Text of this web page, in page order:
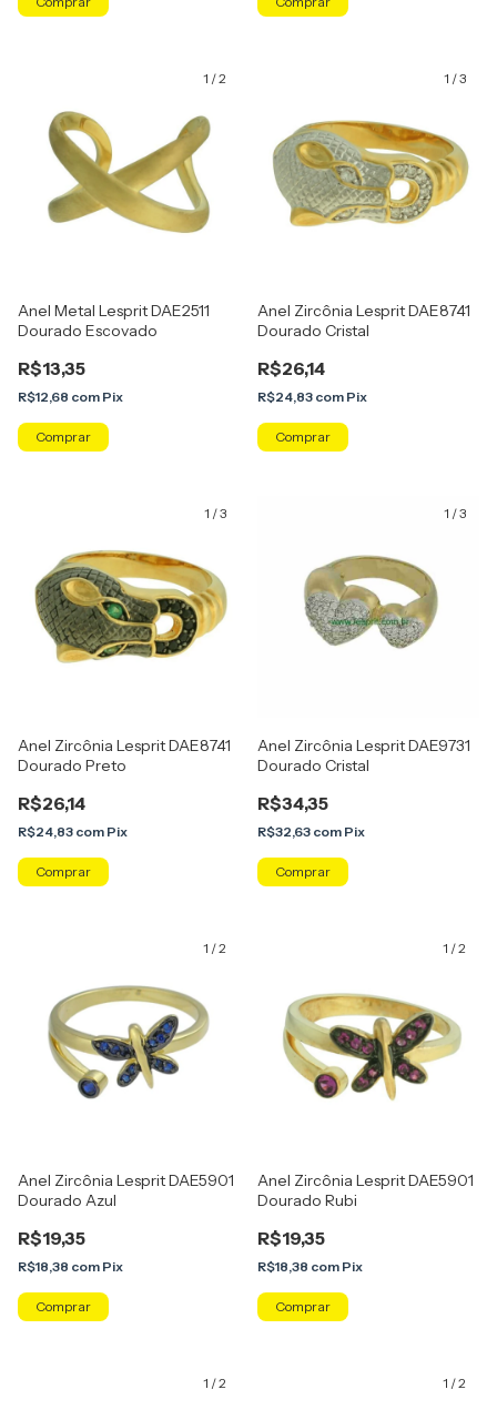
1 /2
Anel Metal Lesprit DAE2511
Dourado Escovado
R$13,35
R$12,68 com Pix
Comprar
1 /3
Anel Zircônia Lesprit DAE8741
Dourado Cristal
R$26,14
R$24,83 com Pix
Comprar
1 /3
Anel Zircônia Lesprit DAE8741
Dourado Preto
R$26,14
R$24,83 com Pix
Comprar
1 /3
Anel Zircônia Lesprit DAE9731
Dourado Cristal
R$34,35
R$32,63 com Pix
Comprar
1 /2
Anel Zircônia Lesprit DAE5901
Dourado Azul
R$19,35
R$18,38 com Pix
Comprar
1 /2
Anel Zircônia Lesprit DAE5901
Dourado Rubi
R$19,35
R$18,38 com Pix
Comprar
1 /2 1 /2